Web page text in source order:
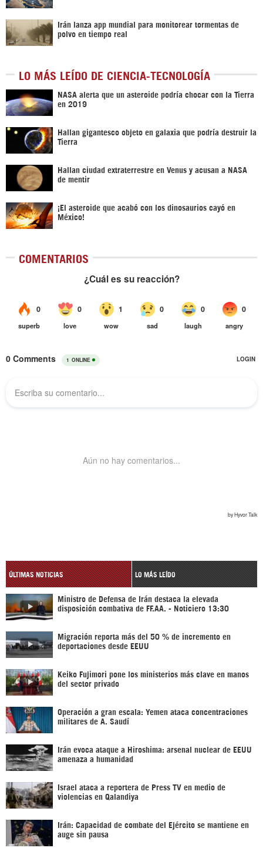
Irán lanza app mundial para monitorear tormentas de
polvo en tiempo real
LO MÁS LEÍDO DE CIENCIA-TECNOLOGÍA
NASA alerta que un asteroide podría chocar con la Tierra
en 2019
Hallan gigantesco objeto en galaxia que podría destruir la
Tierra
Hallan ciudad extraterrestre en Venus y acusan a NASA
de mentir
¡El asteroide que acabó con los dinosaurios cayó en
México!
COMENTARIOS
ÚLTIMAS NOTICIAS LO MÁS LEÍDO
Ministro de Defensa de Irán destaca la elevada
disposición combativa de FF.AA. - Noticiero 13:30
Migración reporta más del 50 % de incremento en
deportaciones desde EEUU
Keiko Fujimori pone los ministerios más clave en manos
del sector privado
Operación a gran escala: Yemen ataca concentraciones
militares de A. Saudí
Irán evoca ataque a Hiroshima: arsenal nuclear de EEUU
amenaza a humanidad
Israel ataca a reportera de Press TV en medio de
violencias en Qalandiya
Irán: Capacidad de combate del Ejército se mantiene en
auge sin pausa